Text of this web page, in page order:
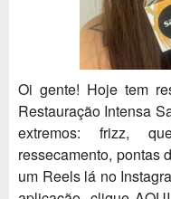
Oi gente! Hoje tem
Restauração Intensa
extremos: frizz,
ressecamento, pontas
um Reels lá no